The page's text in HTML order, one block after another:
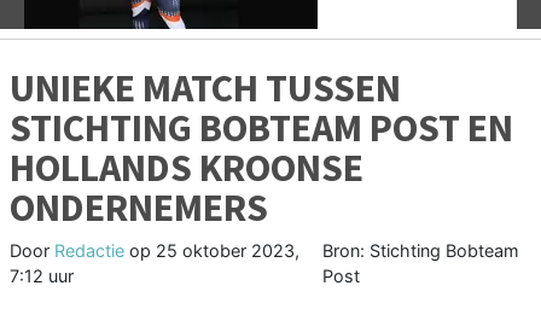
UNIEKE MATCH TUSSEN
STICHTING BOBTEAM POST EN
HOLLANDS KROONSE
ONDERNEMERS
Door Redactie op 25 oktober 2023,
7:12 uur
Bron: Stichting Bobteam
Post